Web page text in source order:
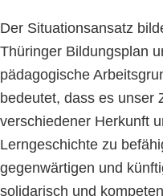
Der Situationsansatz
Thüringer Bildungsplan
pädagogische
bedeutet, dass es unser
verschiedener Herkunft
Lerngeschichte zu
gegenwärtigen und
solidarisch und